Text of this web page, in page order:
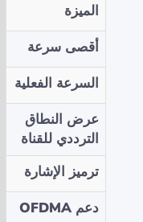
الميزة
أقصى سرعة
السرعة الفعلية
عرض النطاق
الترددي للقناة
ترميز الإشارة
دعم OFDMA